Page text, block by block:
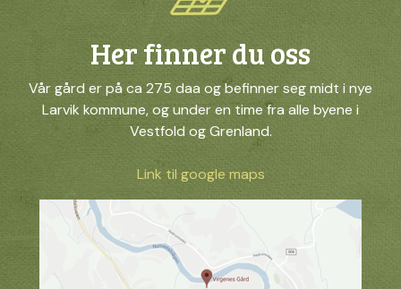
Her finner du oss
Vår gård er på ca 275 daa og befinner seg midt i nye
Larvik kommune, og under en time fra alle byene i
Vestfold og Grenland.
Link til google maps